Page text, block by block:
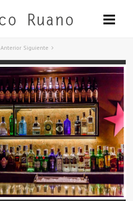
Anterior Siguiente